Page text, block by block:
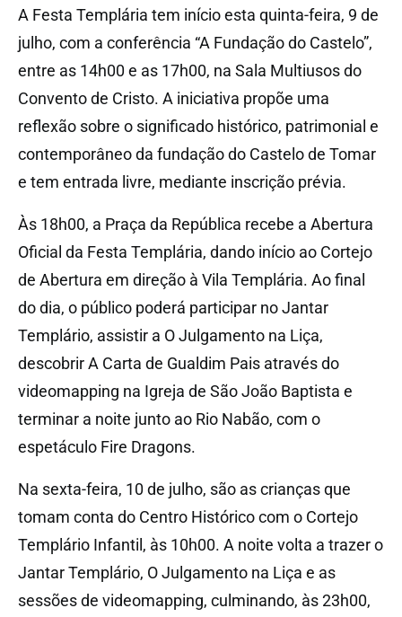
A Festa Templária tem início esta quinta-feira, 9 de
julho, com a conferência “A Fundação do Castelo”,
entre as 14h00 e as 17h00, na Sala Multiusos do
Convento de Cristo. A iniciativa propõe uma
reflexão sobre o significado histórico, patrimonial e
contemporâneo da fundação do Castelo de Tomar
e tem entrada livre, mediante inscrição prévia.
Às 18h00, a Praça da República recebe a Abertura
Oficial da Festa Templária, dando início ao Cortejo
de Abertura em direção à Vila Templária. Ao final
do dia, o público poderá participar no Jantar
Templário, assistir a O Julgamento na Liça,
descobrir A Carta de Gualdim Pais através do
videomapping na Igreja de São João Baptista e
terminar a noite junto ao Rio Nabão, com o
espetáculo Fire Dragons.
Na sexta-feira, 10 de julho, são as crianças que
tomam conta do Centro Histórico com o Cortejo
Templário Infantil, às 10h00. A noite volta a trazer o
Jantar Templário, O Julgamento na Liça e as
sessões de videomapping, culminando, às 23h00,